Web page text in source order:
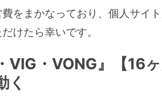
をまかなっており、個人サイ
けたら幸いです。
VIG・VONG』【16
く